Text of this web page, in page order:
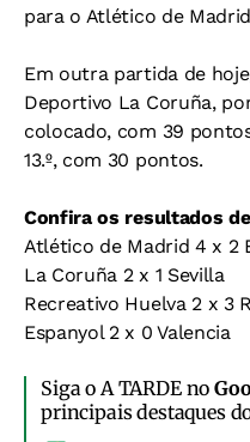
para o Atlético de
Em outra partida de
Deportivo La Coruña,
colocado, com 39
13.º, com 30 pontos.
Confira os resultados
Atlético de Madrid 4 x 2
La Coruña 2 x 1 Sevilla
Recreativo Huelva 2 x 3
Espanyol 2 x 0 Valencia
Siga o A TARDE no
principais destaques